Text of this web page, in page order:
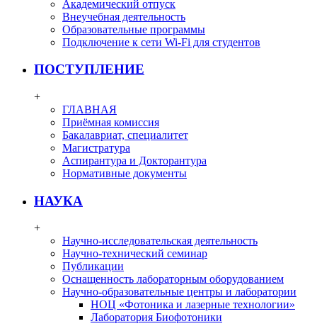
Академический отпуск
Внеучебная деятельность
Образовательные программы
Подключение к сети Wi-Fi для студентов
ПОСТУПЛЕНИЕ
+
ГЛАВНАЯ
Приёмная комиссия
Бакалавриат, специалитет
Магистратура
Аспирантура и Докторантура
Нормативные документы
НАУКА
+
Научно-исследовательская деятельность
Научно-технический семинар
Публикации
Оснащенность лабораторным оборудованием
Научно-образовательные центры и лаборатории
НОЦ «Фотоника и лазерные технологии»
Лаборатория Биофотоники